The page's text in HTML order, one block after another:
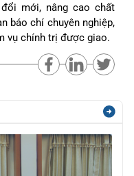
mới, nâng cao chất
báo chí chuyên nghiệp,
vụ chính trị được giao.